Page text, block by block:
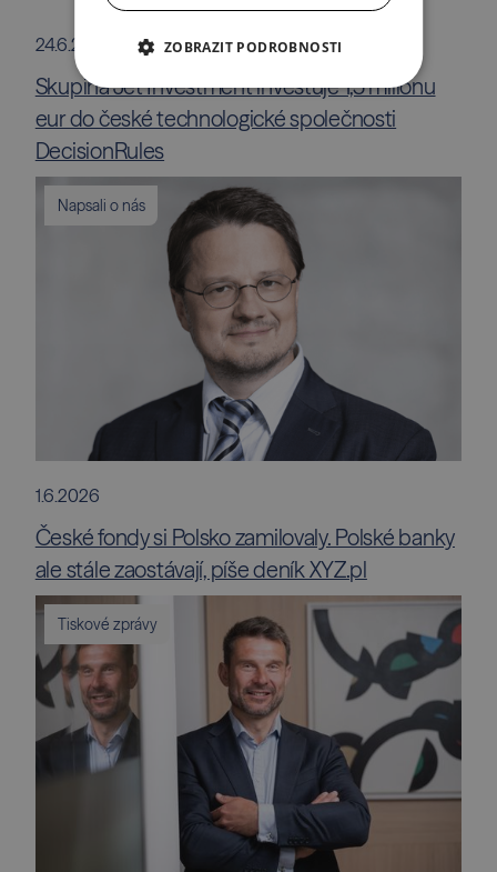
24.6.2026
Skupina Jet Investment investuje 1,5 milionu
eur do české technologické společnosti
DecisionRules
Napsali o nás
1.6.2026
České fondy si Polsko zamilovaly. Polské banky
ale stále zaostávají, píše deník XYZ.pl
Tiskové zprávy
ZOBRAZIT PODROBNOSTI